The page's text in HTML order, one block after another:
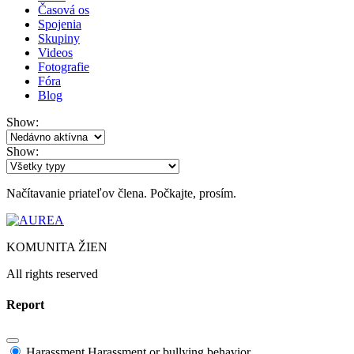
Časová os
Spojenia
Skupiny
Videos
Fotografie
Fóra
Blog
Show:
Show:
Načítavanie priateľov člena. Počkajte, prosím.
KOMUNITA ŽIEN
All rights reserved
Report